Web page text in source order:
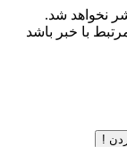
نخواهد شد.
با خبر باشد
!